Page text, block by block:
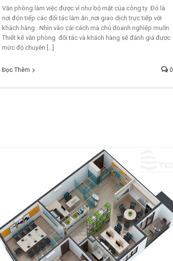
Văn phòng làm việc được ví như bộ mặt của công ty .Đó là
nơi đón tiếp các đối tác làm ăn ,nơi giao dịch trực tiếp với
khách hàng . Nhìn vào cái cách mà chủ doanh nghiệp muốn
Thiết kế văn phòng đối tác và khách hàng sẽ đánh giá đươc
mức độ chuyên [...]
Đọc Thêm 0